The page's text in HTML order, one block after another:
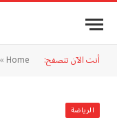
أنت الآن تتصفح: Home
»
الرياضة